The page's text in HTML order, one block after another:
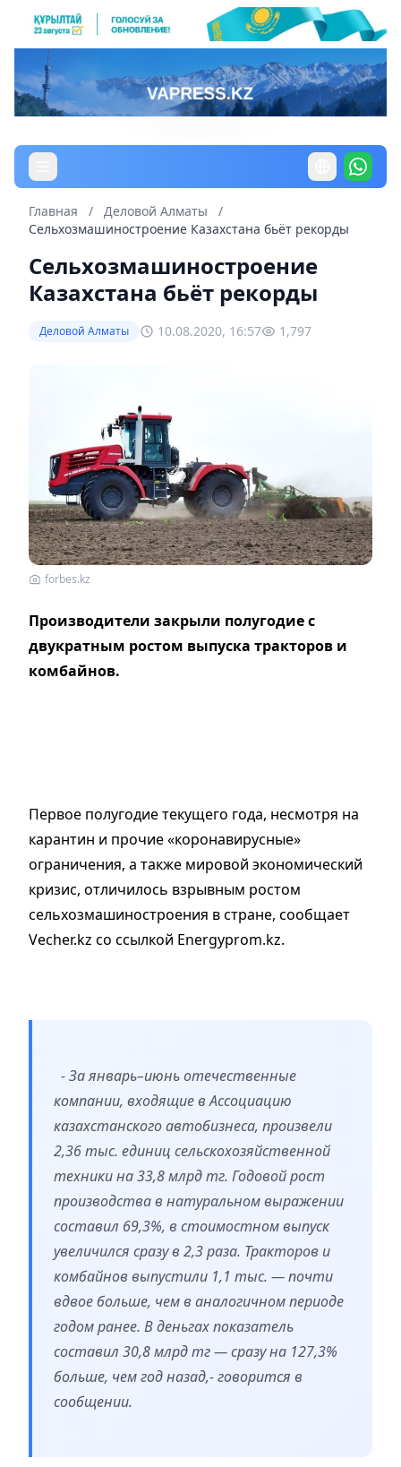
Главная / Деловой Алматы
/
Сельхозмашиностроение Казахстана бьёт рекорды
Сельхозмашиностроение
Казахстана бьёт рекорды
Деловой Алматы 10.08.2020, 16:57 1,797
forbes.kz
Производители закрыли полугодие с
двукратным ростом выпуска тракторов и
комбайнов.
Первое полугодие текущего года, несмотря на
карантин и прочие «коронавирусные»
ограничения, а также мировой экономический
кризис, отличилось взрывным ростом
сельхозмашиностроения в стране, сообщает
Vecher.kz cо ссылкой Energyprom.kz.
- За январь–июнь отечественные
компании, входящие в Ассоциацию
казахстанского автобизнеса, произвели
2,36 тыс. единиц сельскохозяйственной
техники на 33,8 млрд тг. Годовой рост
производства в натуральном выражении
составил 69,3%, в стоимостном выпуск
увеличился сразу в 2,3 раза. Тракторов и
комбайнов выпустили 1,1 тыс. — почти
вдвое больше, чем в аналогичном периоде
годом ранее. В деньгах показатель
составил 30,8 млрд тг — сразу на 127,3%
больше, чем год назад,- говорится в
сообщении.